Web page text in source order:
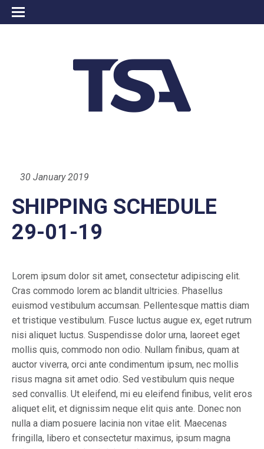
30 January 2019
SHIPPING SCHEDULE
29-01-19
Lorem ipsum dolor sit amet, consectetur adipiscing elit.
Cras commodo lorem ac blandit ultricies. Phasellus
euismod vestibulum accumsan. Pellentesque mattis diam
et tristique vestibulum. Fusce luctus augue ex, eget rutrum
nisi aliquet luctus. Suspendisse dolor urna, laoreet eget
mollis quis, commodo non odio. Nullam finibus, quam at
auctor viverra, orci ante condimentum ipsum, nec mollis
risus magna sit amet odio. Sed vestibulum quis neque
sed convallis. Ut eleifend, mi eu eleifend finibus, velit eros
aliquet elit, et dignissim neque elit quis ante. Donec non
nulla a diam posuere lacinia non vitae elit. Maecenas
fringilla, libero et consectetur maximus, ipsum magna